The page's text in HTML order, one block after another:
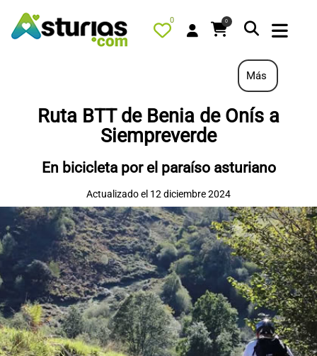
0 0
PORTADA
ALOJAMIENTOS
RESTAURANTES
TURISMO ACTIVO
TIENDA
AGENDA
OFERTAS
CONTACTO
Más
Ruta BTT de Benia de Onís a
Siempreverde
En bicicleta por el paraíso asturiano
Actualizado el 12 diciembre 2024